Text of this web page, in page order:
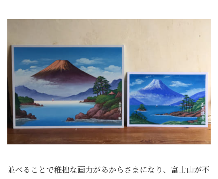
並べることで稚拙な画力があからさまになり、富士山が不